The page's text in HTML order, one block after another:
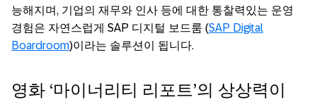
능해지며, 기업의 재무와 인사 등에 대한 통찰력있는 운영
경험은 자연스럽게 SAP 디지털 보드룸 (SAP Digital
Boardroom)이라는 솔루션이 됩니다.
영화 ‘마이너리티 리포트’의 상상력이